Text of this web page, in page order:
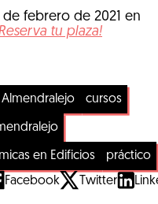
febrero de 2021 en
tu plaza!
cursos
en Edificios
práctico
Facebook Twitter